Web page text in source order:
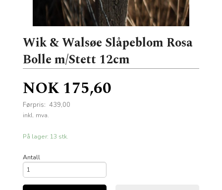
Wik & Walsøe Slåpeblom Rosa
Bolle m/Stett 12cm
Tilbud
NOK175,60
Førpris: 439,00
Rabatt
inkl. mva.
På lager: 13 stk.
Antall